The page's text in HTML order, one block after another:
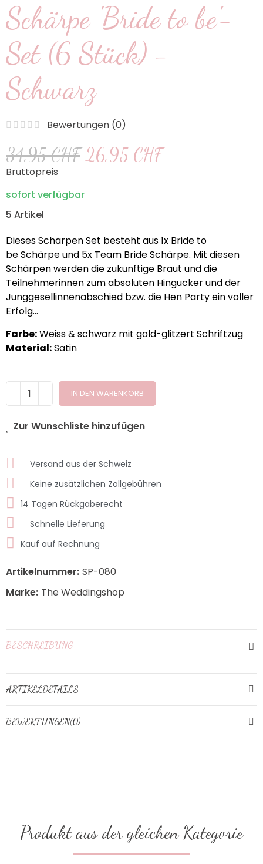
Schärpe 'Bride to be'-
Set (6 Stück) -
Schwarz
Bewertungen (0)
34,95 CHF 26,95 CHF
Bruttopreis
sofort verfügbar
5 Artikel
Dieses Schärpen Set besteht aus 1x Bride to
be Schärpe und 5x Team Bride Schärpe. Mit diesen
Schärpen werden die zukünftige Braut und die
Teilnehmerinnen zum absoluten Hingucker und der
Junggesellinnenabschied bzw. die Hen Party ein voller
Erfolg...
Farbe:Weiss & schwarz mit gold-glitzert Schriftzug
Material:Satin
IN DEN WARENKORB
Zur Wunschliste hinzufügen
Versand aus der Schweiz
Keine zusätzlichen Zollgebühren
14 Tagen Rückgaberecht
Schnelle Lieferung
Kauf auf Rechnung
Artikelnummer: SP-080
Marke: The Weddingshop
BESCHREIBUNG
ARTIKELDETAILS
BEWERTUNGEN(0)
Produkt aus der gleichen Kategorie